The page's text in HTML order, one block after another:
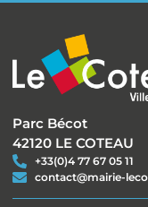
Parc Bécot
42120 LE COTEAU
+33(0)4 77 67 05 11
contact@mairie-